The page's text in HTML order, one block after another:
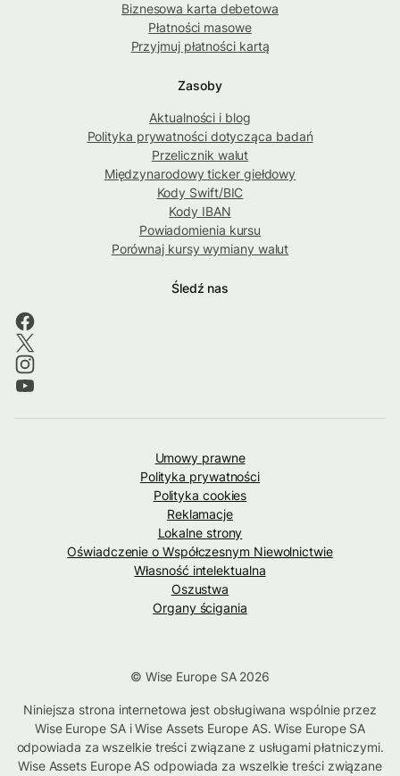
Biznesowa karta debetowa
Płatności masowe
Przyjmuj płatności kartą
Zasoby
Aktualności i blog
Polityka prywatności dotycząca badań
Przelicznik walut
Międzynarodowy ticker giełdowy
Kody Swift/BIC
Kody IBAN
Powiadomienia kursu
Porównaj kursy wymiany walut
Śledź nas
Umowy prawne
Polityka prywatności
Polityka cookies
Reklamacje
Lokalne strony
Oświadczenie o Współczesnym Niewolnictwie
Własność intelektualna
Oszustwa
Organy ścigania
© Wise Europe SA 2026
Niniejsza strona internetowa jest obsługiwana wspólnie przez
Wise Europe SA i Wise Assets Europe AS. Wise Europe SA
odpowiada za wszelkie treści związane z usługami płatniczymi.
Wise Assets Europe AS odpowiada za wszelkie treści związane